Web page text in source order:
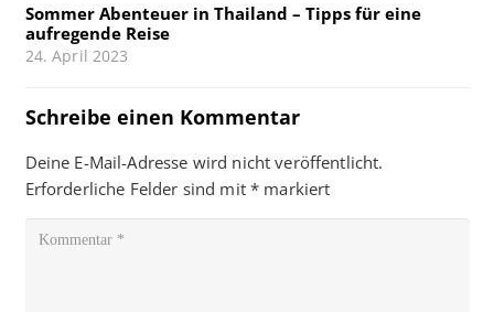
Sommer Abenteuer in Thailand – Tipps für eine
aufregende Reise
24. April 2023
Schreibe einen Kommentar
Deine E-Mail-Adresse wird nicht veröffentlicht.
Erforderliche Felder sind mit * markiert